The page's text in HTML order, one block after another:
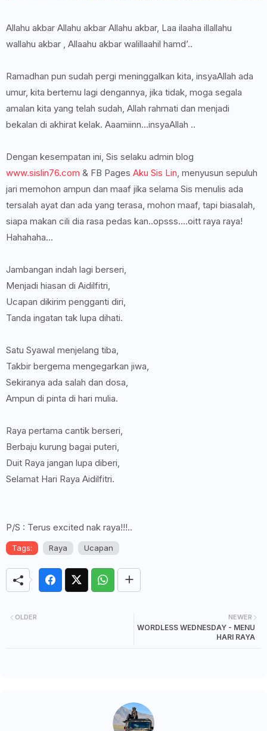
Allahu akbar Allahu akbar Allahu akbar, Laa ilaaha illallahu
wallahu akbar , Allaahu akbar walillaahil hamd’..
Ramadhan pun sudah pergi meninggalkan kita, insyaAllah ada
umur, kita bertemu lagi dengannya, jika tidak, moga segala
amalan kita yang telah sudah, Allah rahmati dan menjadi
bekalan di akhirat kelak. Aaamiinn...insyaAllah ..
Dengan kesempatan ini, Sis selaku admin blog
www.sislin76.com & FB Pages Aku Sis Lin , menyusun sepuluh
jari memohon ampun dan maaf jika selama Sis menulis ada
tersalah ayat dan ada yang terasa, mohon maaf, tapi biasalah,
siapa makan cili dia rasa pedas kan..opsss....oitt raya raya!
Hahahaha...
Jambangan indah lagi berseri,
Menjadi hiasan di Aidilfitri,
Ucapan dikirim pengganti diri,
Tanda ingatan tak lupa dihati.
Satu Syawal menjelang tiba,
Takbir bergema mengegarkan jiwa,
Sekiranya ada salah dan dosa,
Ampun di pinta di hari mulia.
Raya pertama cantik berseri,
Berbaju kurung bagai puteri,
Duit Raya jangan lupa diberi,
Selamat Hari Raya Aidilfitri.
P/S : Terus excited nak raya!!!..
Tags: Raya Ucapan
NEWER
WORDLESS WEDNESDAY - MENU
HARI RAYA
OLDER